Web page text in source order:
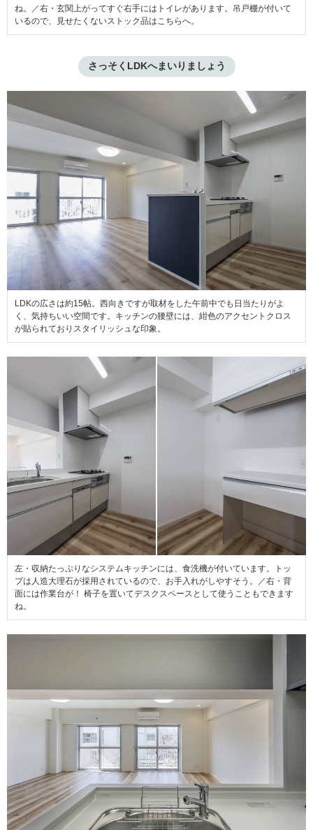
ね。／右・玄関上がってすぐ右手にはトイレがあります。吊戸棚が付いて
いるので、見せたくないストック品はこちらへ。
さっそくLDKへまいりましょう
LDKの広さは約15帖。西向きですが取材をした午前中でも日当たりがよ
く、気持ちいい空間です。キッチンの腰壁には、紺色のアクセントクロス
が貼られておりスタイリッシュな印象。
左・収納たっぷりなシステムキッチンには、食洗機が付いています。トッ
プは人造大理石が採用されているので、お手入れがしやすそう。／右・背
面には作業台が！ 椅子を置いてデスクスペースとして使うこともできます
ね。